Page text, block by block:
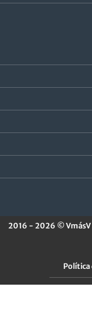
2016 - 2026 © VmásV
Política